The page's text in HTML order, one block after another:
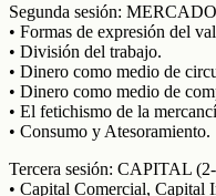
Segunda sesión:
• Formas de expresión del
• División del trabajo.
• Dinero como medio de
• Dinero como medio de
• El fetichismo de la
• Consumo y Atesoramiento.
Tercera sesión: CAPITAL
• Capital Comercial, Capital